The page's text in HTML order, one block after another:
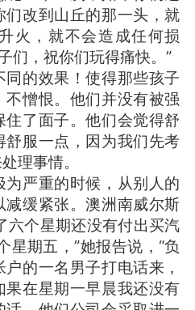
改到山丘的那一头，就
火，就不会造成任何损
，祝你们玩得痛快。”
的效果！使得那些孩子
憎恨。他们并没有被强
了面子。他们会觉得舒
舒服一点，因为我们先考
理事情。
严重的时候，从别人的
减缓紧张。澳洲南威尔斯
六个星期还没有付出买汽
星期五，”她报告说，“负
的一名男子打电话来，
在星期一早晨我还没有